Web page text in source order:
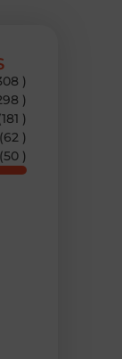
)
)
)
(62 )
(50 )